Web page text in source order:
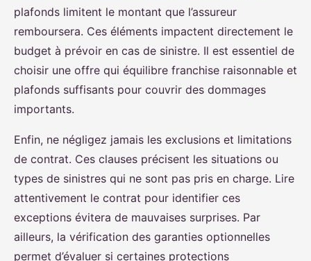
plafonds limitent le montant que l’assureur
remboursera. Ces éléments impactent directement le
budget à prévoir en cas de sinistre. Il est essentiel de
choisir une offre qui équilibre franchise raisonnable et
plafonds suffisants pour couvrir des dommages
importants.
Enfin, ne négligez jamais les exclusions et limitations
de contrat. Ces clauses précisent les situations ou
types de sinistres qui ne sont pas pris en charge. Lire
attentivement le contrat pour identifier ces
exceptions évitera de mauvaises surprises. Par
ailleurs, la vérification des garanties optionnelles
permet d’évaluer si certaines protections